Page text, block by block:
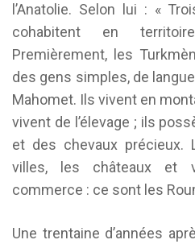
l’Anatolie. Selon lui : «
cohabitent en
Premièrement, les
des gens simples, de
Mahomet. Ils vivent en
vivent de l’élevage ; ils
et des chevaux précieux.
villes, les châteaux et
commerce : ce sont les
Une trentaine d’années